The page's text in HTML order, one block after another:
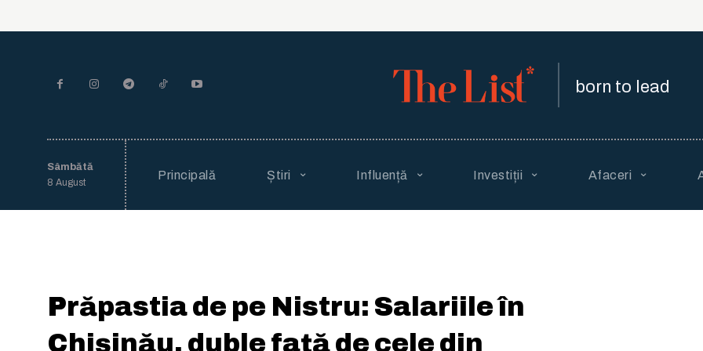
born to lead
Sâmbătă
8 August
Principală Știri Influență Investiții Afaceri
Prăpastia de pe Nistru: Salariile în
Chișinău, duble față de cele din